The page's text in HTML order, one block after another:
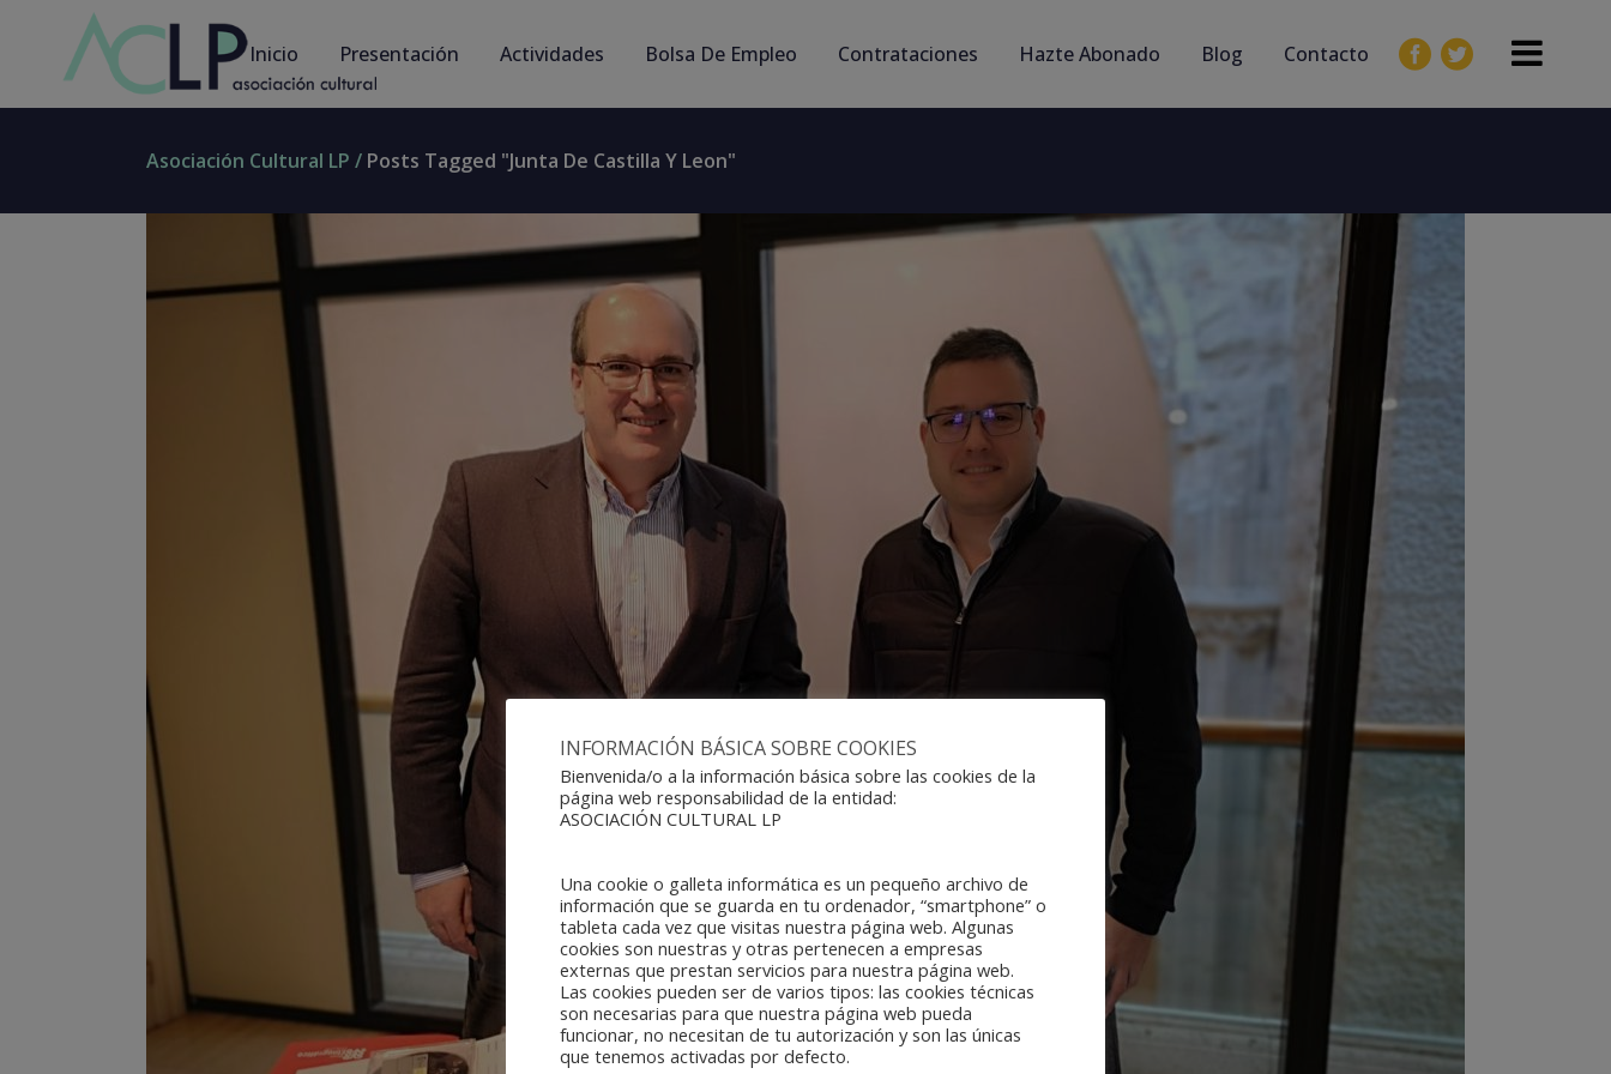
Inicio Presentación Actividades Bolsa De Empleo Contrataciones Hazte Abonado Blog Contacto
Asociación Cultural LP / Posts Tagged "Junta De Castilla Y Leon"
INFORMACIÓN BÁSICA SOBRE COOKIES
Bienvenida/o a la información básica sobre las cookies de la
página web responsabilidad de la entidad:
ASOCIACIÓN CULTURAL LP
Una cookie o galleta informática es un pequeño archivo de
información que se guarda en tu ordenador, “smartphone” o
tableta cada vez que visitas nuestra página web. Algunas
cookies son nuestras y otras pertenecen a empresas
externas que prestan servicios para nuestra página web.
Las cookies pueden ser de varios tipos: las cookies técnicas
son necesarias para que nuestra página web pueda
funcionar, no necesitan de tu autorización y son las únicas
que tenemos activadas por defecto.